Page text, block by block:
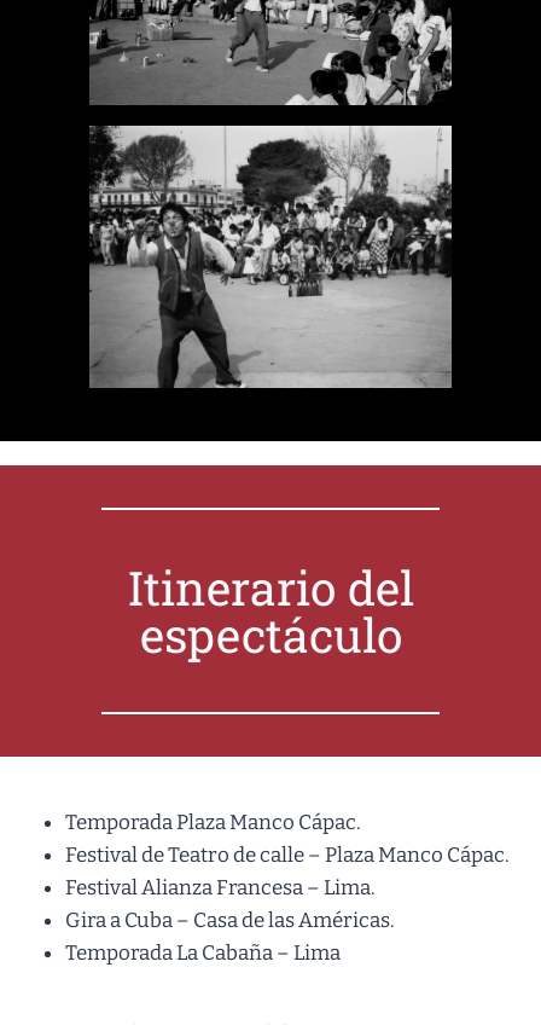
Itinerario del
espectáculo
Temporada Plaza Manco Cápac.
Festival de Teatro de calle – Plaza Manco Cápac.
Festival Alianza Francesa – Lima.
Gira a Cuba – Casa de las Américas.
Temporada La Cabaña – Lima